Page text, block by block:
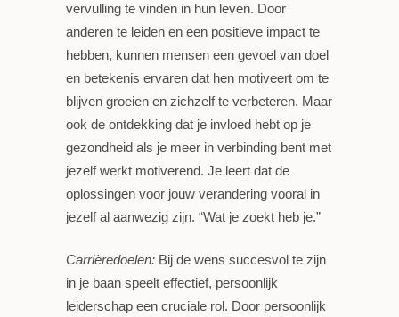
vervulling te vinden in hun leven. Door
anderen te leiden en een positieve impact te
hebben, kunnen mensen een gevoel van doel
en betekenis ervaren dat hen motiveert om te
blijven groeien en zichzelf te verbeteren. Maar
ook de ontdekking dat je invloed hebt op je
gezondheid als je meer in verbinding bent met
jezelf werkt motiverend. Je leert dat de
oplossingen voor jouw verandering vooral in
jezelf al aanwezig zijn. “Wat je zoekt heb je.”
Carrièredoelen: Bij de wens succesvol te zijn
in je baan speelt effectief, persoonlijk
leiderschap een cruciale rol. Door persoonlijk